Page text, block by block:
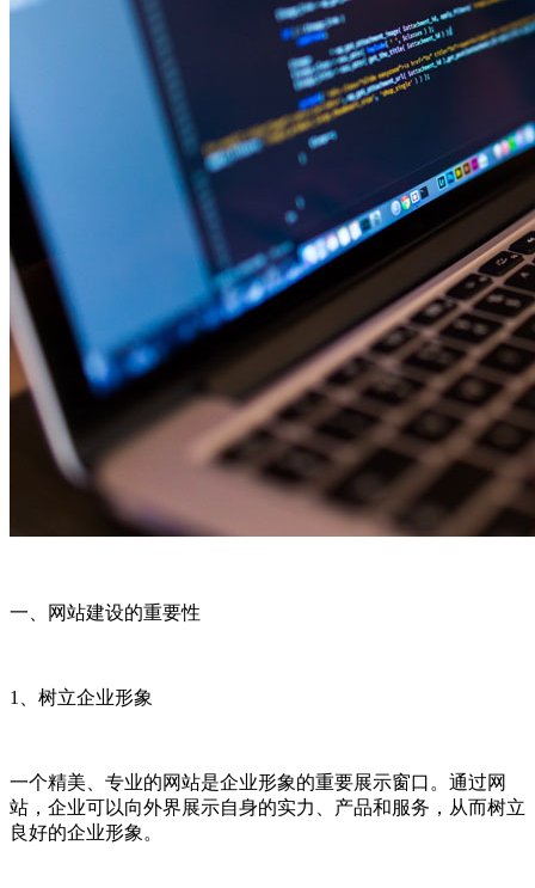
一、网站建设的重要性
1、树立企业形象
一个精美、专业的网站是企业形象的重要展示窗口。通过网
站，企业可以向外界展示自身的实力、产品和服务，从而树立
良好的企业形象。